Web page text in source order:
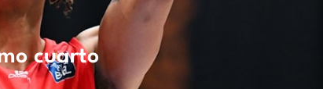
cuarto